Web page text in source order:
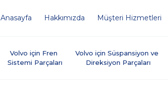
Anasayfa Hakkımızda Müşteri Hizmetleri
Volvo için Fren
Sistemi Parçaları
Volvo için Süspansiyon ve
Direksiyon Parçaları